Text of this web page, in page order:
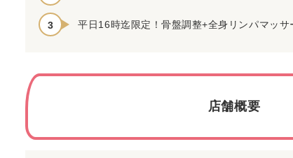
平日16時迄限定！骨盤調整+全身リンパマッ
店舗概要